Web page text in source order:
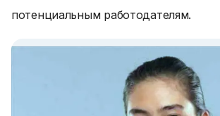
потенциальным работодателям.